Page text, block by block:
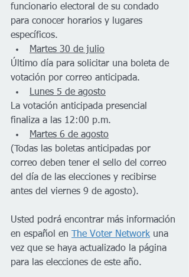
funcionario electoral de su condado
para conocer horarios y lugares
específicos.
Martes 30 de julio
Último día para solicitar una boleta de
votación por correo anticipada.
Lunes 5 de agosto
La votación anticipada presencial
finaliza a las 12:00 p.m.
Martes 6 de agosto
(Todas las boletas anticipadas por
correo deben tener el sello del correo
del día de las elecciones y recibirse
antes del viernes 9 de agosto).
Usted podrá encontrar más información
en español en
The Voter Network una
vez que se haya actualizado la página
para las elecciones de este año.